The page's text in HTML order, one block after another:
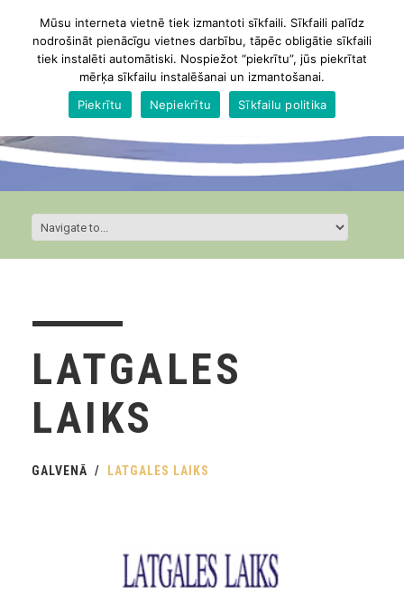
LATGALES
LAIKS
GALVENĀ LATGALES LAIKS
Mūsu interneta vietnē tiek izmantoti sīkfaili. Sīkfaili palīdz
nodrošināt pienācīgu vietnes darbību, tāpēc obligātie sīkfaili
tiek instalēti automātiski. Nospiežot “piekrītu”, jūs piekrītat
mērķa sīkfailu instalēšanai un izmantošanai.
Piekrītu
Nepiekrītu Sīkfailu politika